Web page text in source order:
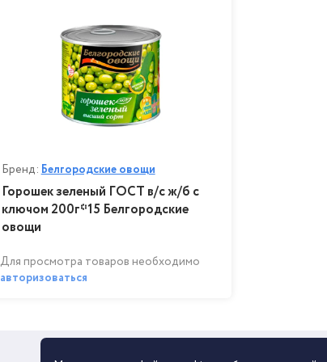
Бренд:Белгородские овощи
Горошек зеленый ГОСТ в/с ж/б с
ключом 200г*15 Белгородские
овощи
Для просмотра товаров необходимо
авторизоваться